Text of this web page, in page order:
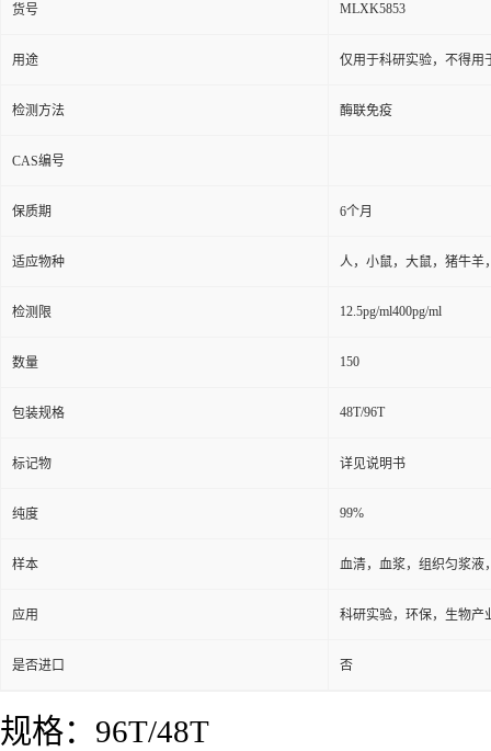
货号 MLXK5853
用途 仅用于科研实验，不得用
检测方法 酶联免疫
CAS编号
保质期 6个月
适应物种 人，小鼠，大鼠，猪牛羊
检测限 12.5pg/ml400pg/ml
数量 150
包装规格 48T/96T
标记物 详见说明书
纯度 99%
样本 血清，血浆，组织匀浆液
应用 科研实验，环保，生物产
是否进口 否
规格：96T/48T